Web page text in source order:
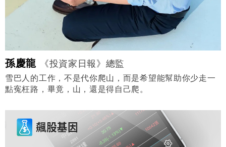
孫慶龍 《投資家日報》總監
雪巴人的工作，不是代你爬山，而是希望能幫助你少走一
點寃枉路，畢竟，山，還是得自己爬。